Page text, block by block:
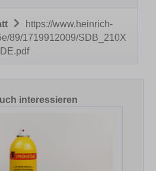
https://www.heinrich-
89/1719912009/SDB_210X
interessieren